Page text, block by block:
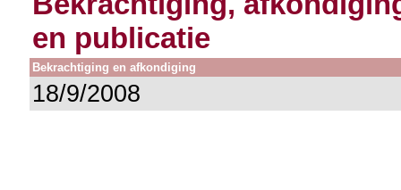
en publicatie
Bekrachtiging en afkondiging
18/9/2008